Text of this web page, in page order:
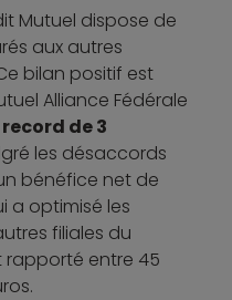
Mutuel dispose de
aux autres
bilan positif est
Alliance Fédérale
de 3
les désaccords
bénéfice net de
a optimisé les
filiales du
rapporté entre 45